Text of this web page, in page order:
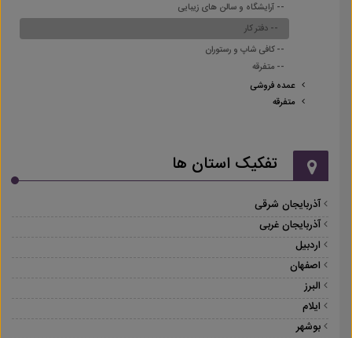
-- آرایشگاه و سالن های زیبایی
-- دفتر کار
-- کافی شاپ و رستوران
-- متفرقه
عمده فروشی
متفرقه
تفکیک استان ها
آذربایجان شرقی
آذربایجان غربی
اردبیل
اصفهان
البرز
ایلام
بوشهر